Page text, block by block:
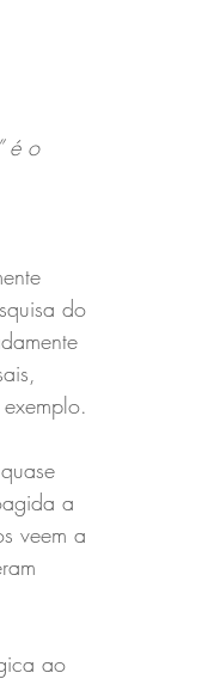
é o
do
a
veem a
ao